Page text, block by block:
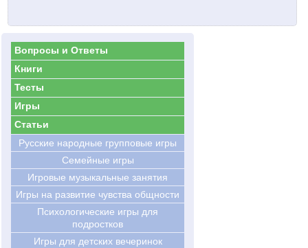
Вопросы и Ответы
Книги
Тесты
Игры
Статьи
Русские народные групповые игры
Семейные игры
Игровые музыкальные занятия
Игры на развитие чувства общности
Психологические игры для
подростков
Игры для детских вечеринок